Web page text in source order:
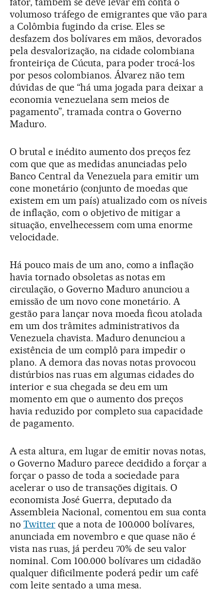
volumoso tráfego de emigrantes que vão para
a Colômbia fugindo da crise. Eles se
desfazem dos bolívares em mãos, devorados
pela desvalorização, na cidade colombiana
fronteiriça de Cúcuta, para poder trocá-los
por pesos colombianos. Álvarez não tem
dúvidas de que “há uma jogada para deixar a
economia venezuelana sem meios de
pagamento”, tramada contra o Governo
Maduro.
O brutal e inédito aumento dos preços fez
com que que as medidas anunciadas pelo
Banco Central da Venezuela para emitir um
cone monetário (conjunto de moedas que
existem em um país) atualizado com os níveis
de inflação, com o objetivo de mitigar a
situação, envelhecessem com uma enorme
velocidade.
Há pouco mais de um ano, como a inflação
havia tornado obsoletas as notas em
circulação, o Governo Maduro anunciou a
emissão de um novo cone monetário. A
gestão para lançar nova moeda ficou atolada
em um dos trâmites administrativos da
Venezuela chavista. Maduro denunciou a
existência de um complô para impedir o
plano. A demora das novas notas provocou
distúrbios nas ruas em algumas cidades do
interior e sua chegada se deu em um
momento em que o aumento dos preços
havia reduzido por completo sua capacidade
de pagamento.
A esta altura, em lugar de emitir novas notas,
o Governo Maduro parece decidido a forçar a
forçar o passo de toda a sociedade para
acelerar o uso de transações digitais. O
economista José Guerra, deputado da
Assembleia Nacional, comentou em sua conta
no Twitterque a nota de 100.000 bolívares,
anunciada em novembro e que quase não é
vista nas ruas, já perdeu 70% de seu valor
nominal. Com 100.000 bolívares um cidadão
qualquer dificilmente poderá pedir um café
com leite sentado a uma mesa.